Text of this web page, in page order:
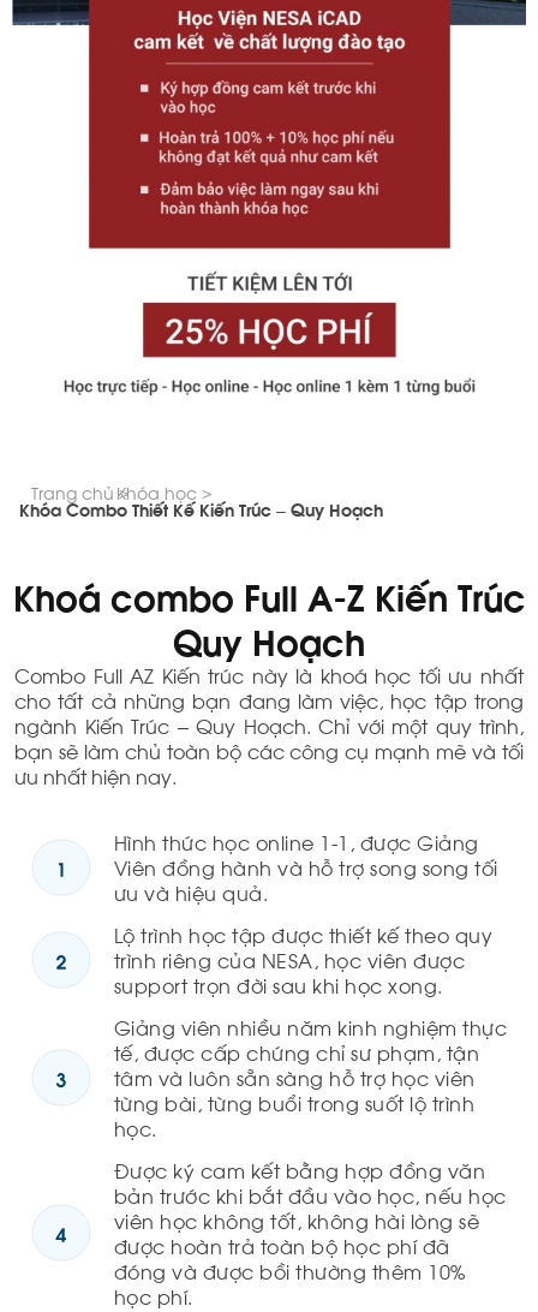
Trang chủ >Khóa học >
Khóa Combo Thiết Kế Kiến Trúc – Quy Hoạch
Khoá combo Full A-Z Kiến Trúc
Quy Hoạch
Combo Full AZ Kiến trúc này là khoá học tối ưu nhất
cho tất cả những bạn đang làm việc, học tập trong
ngành Kiến Trúc – Quy Hoạch. Chỉ với một quy trình,
bạn sẽ làm chủ toàn bộ các công cụ mạnh mẽ và tối
ưu nhất hiện nay.
Hình thức học online 1-1, được Giảng
Viên đồng hành và hỗ trợ song song tối
ưu và hiệu quả.
Lộ trình học tập được thiết kế theo quy
trình riêng của NESA, học viên được
support trọn đời sau khi học xong.
Giảng viên nhiều năm kinh nghiệm thực
tế, được cấp chứng chỉ sư phạm, tận
tâm và luôn sẵn sàng hỗ trợ học viên
từng bài, từng buổi trong suốt lộ trình
học.
Được ký cam kết bằng hợp đồng văn
bản trước khi bắt đầu vào học, nếu học
viên học không tốt, không hài lòng sẽ
được hoàn trả toàn bộ học phí đã
đóng và được bồi thường thêm 10%
học phí.